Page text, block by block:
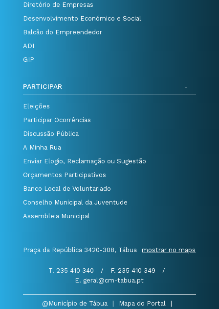
Diretório de Empresas
Desenvolvimento Económico e Social
Balcão do Empreendedor
ADI
GIP
PARTICIPAR
Eleições
Participar Ocorrências
Discussão Pública
A Minha Rua
Enviar Elogio, Reclamação ou Sugestão
Orçamentos Participativos
Banco Local de Voluntariado
Conselho Municipal da Juventude
Assembleia Municipal
Praça da República 3420-308, Tábua mostrar no maps
T. 235 410 340 / F. 235 410 349
/
E. geral@cm-tabua.pt
@Município de Tábua Mapa do Portal